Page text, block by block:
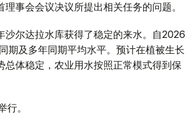
事会会议决议所提出相关任务的问题。
尔达拉水库获得了稳定的来水。自2026
期及多年同期平均水平。预计在植被生长
体稳定，农业用水按照正常模式得到保
。